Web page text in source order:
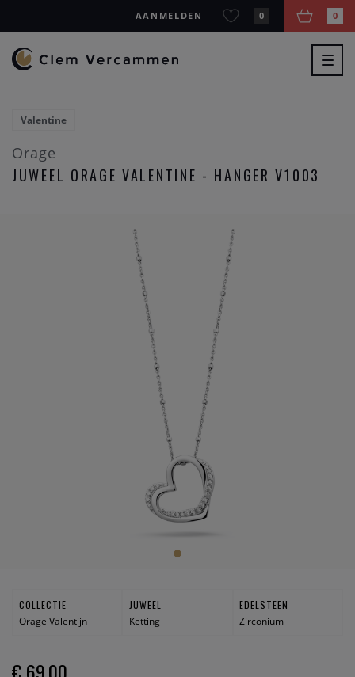
AANMELDEN 0 0
Valentine
Orage
JUWEEL ORAGE VALENTINE - HANGER V1003
COLLECTIE
Orage Valentijn
JUWEEL
Ketting
EDELSTEEN
Zirconium